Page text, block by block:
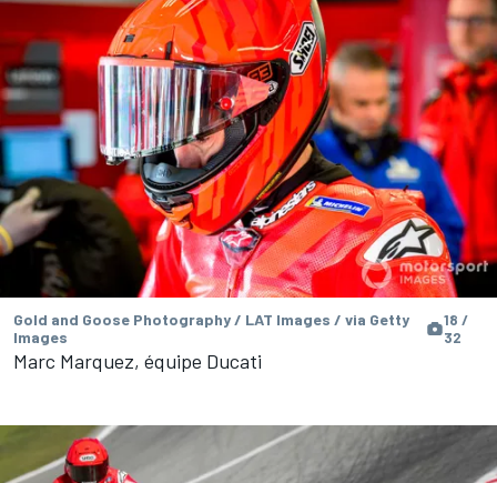
Gold and Goose Photography / LAT Images / via Getty
Images
18 /
32
Marc Marquez, équipe Ducati